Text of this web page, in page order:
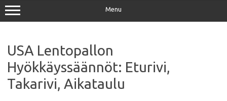
Menu
USA Lentopallon
Hyökkäyssäännöt: Eturivi,
Takarivi, Aikataulu